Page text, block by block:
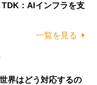
TDK：AIインフラを支
一覧を見る
界はどう対応するの